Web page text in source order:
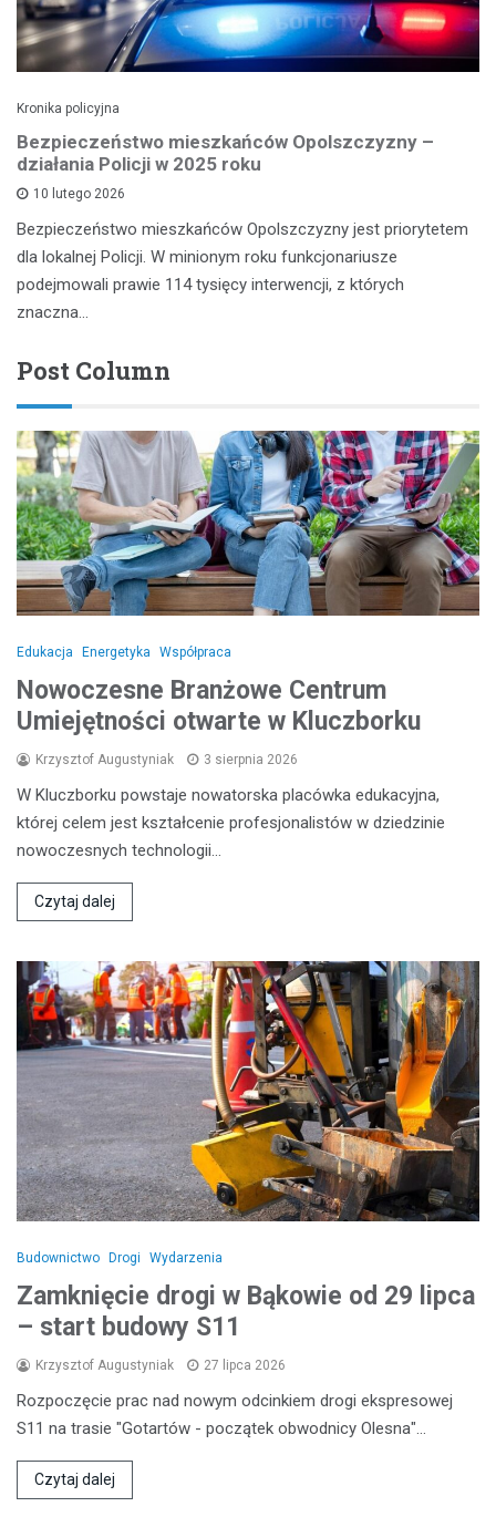
Kronika policyjna
Bezpieczeństwo mieszkańców Opolszczyzny –
działania Policji w 2025 roku
10 lutego 2026
Bezpieczeństwo mieszkańców Opolszczyzny jest priorytetem
dla lokalnej Policji. W minionym roku funkcjonariusze
podejmowali prawie 114 tysięcy interwencji, z których
znaczna…
Post Column
Edukacja Energetyka Współpraca
Nowoczesne Branżowe Centrum
Umiejętności otwarte w Kluczborku
Krzysztof Augustyniak 3 sierpnia 2026
W Kluczborku powstaje nowatorska placówka edukacyjna,
której celem jest kształcenie profesjonalistów w dziedzinie
nowoczesnych technologii…
Czytaj dalej
Budownictwo Drogi Wydarzenia
Zamknięcie drogi w Bąkowie od 29 lipca
– start budowy S11
Krzysztof Augustyniak 27 lipca 2026
Rozpoczęcie prac nad nowym odcinkiem drogi ekspresowej
S11 na trasie "Gotartów - początek obwodnicy Olesna"…
Czytaj dalej